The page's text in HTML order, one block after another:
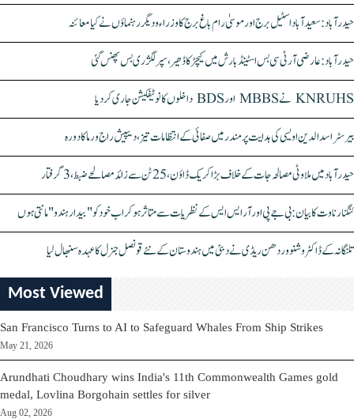
حیدرآباد: سعیدآباد اسٹیل برج اور موسیٰ رام باغ برج کا وزراء و دیگر رہنماؤں نے کیا معائنہ
حیدرآباد: عارضی آر ٹی سی بس اسٹینڈ بارش میں کیچڑ کا ڈھیر، سپر لگژری بس پھنس گئی
KNRUHS نے MBBS اور BDS داخلوں کا نوٹیفکیشن جاری کر دیا
بیرسٹر اسدالدین اویسی کی ہدایت پر مندر میں صفائی کے انتظامات تیز، دیپیش راج ورما کا دورہ
حیدرآباد میں ملاوٹی مصالحہ جات کے خلاف بڑا کریک ڈاؤن، 25 ٹن سے زائد مصالحے ضبط، 3 گرفتار
کنگنا رناوت کا بیان: بی جے پی اور آر ایس ایس کے نظریات سے متاثر ہو کر اب خود کو "بیدار ہندو" مانتی ہوں
تلنگانہ کے ڈاکٹر وشنو وردھن ریڈی نے دبئی میں ہندوستان کے نئے قونصل جنرل کا عہدہ سنبھال لیا
Most Viewed
San Francisco Turns to AI to Safeguard Whales From Ship Strikes
May 21, 2026
Arundhati Choudhary wins India's 11th Commonwealth Games gold
medal, Lovlina Borgohain settles for silver
Aug 02, 2026